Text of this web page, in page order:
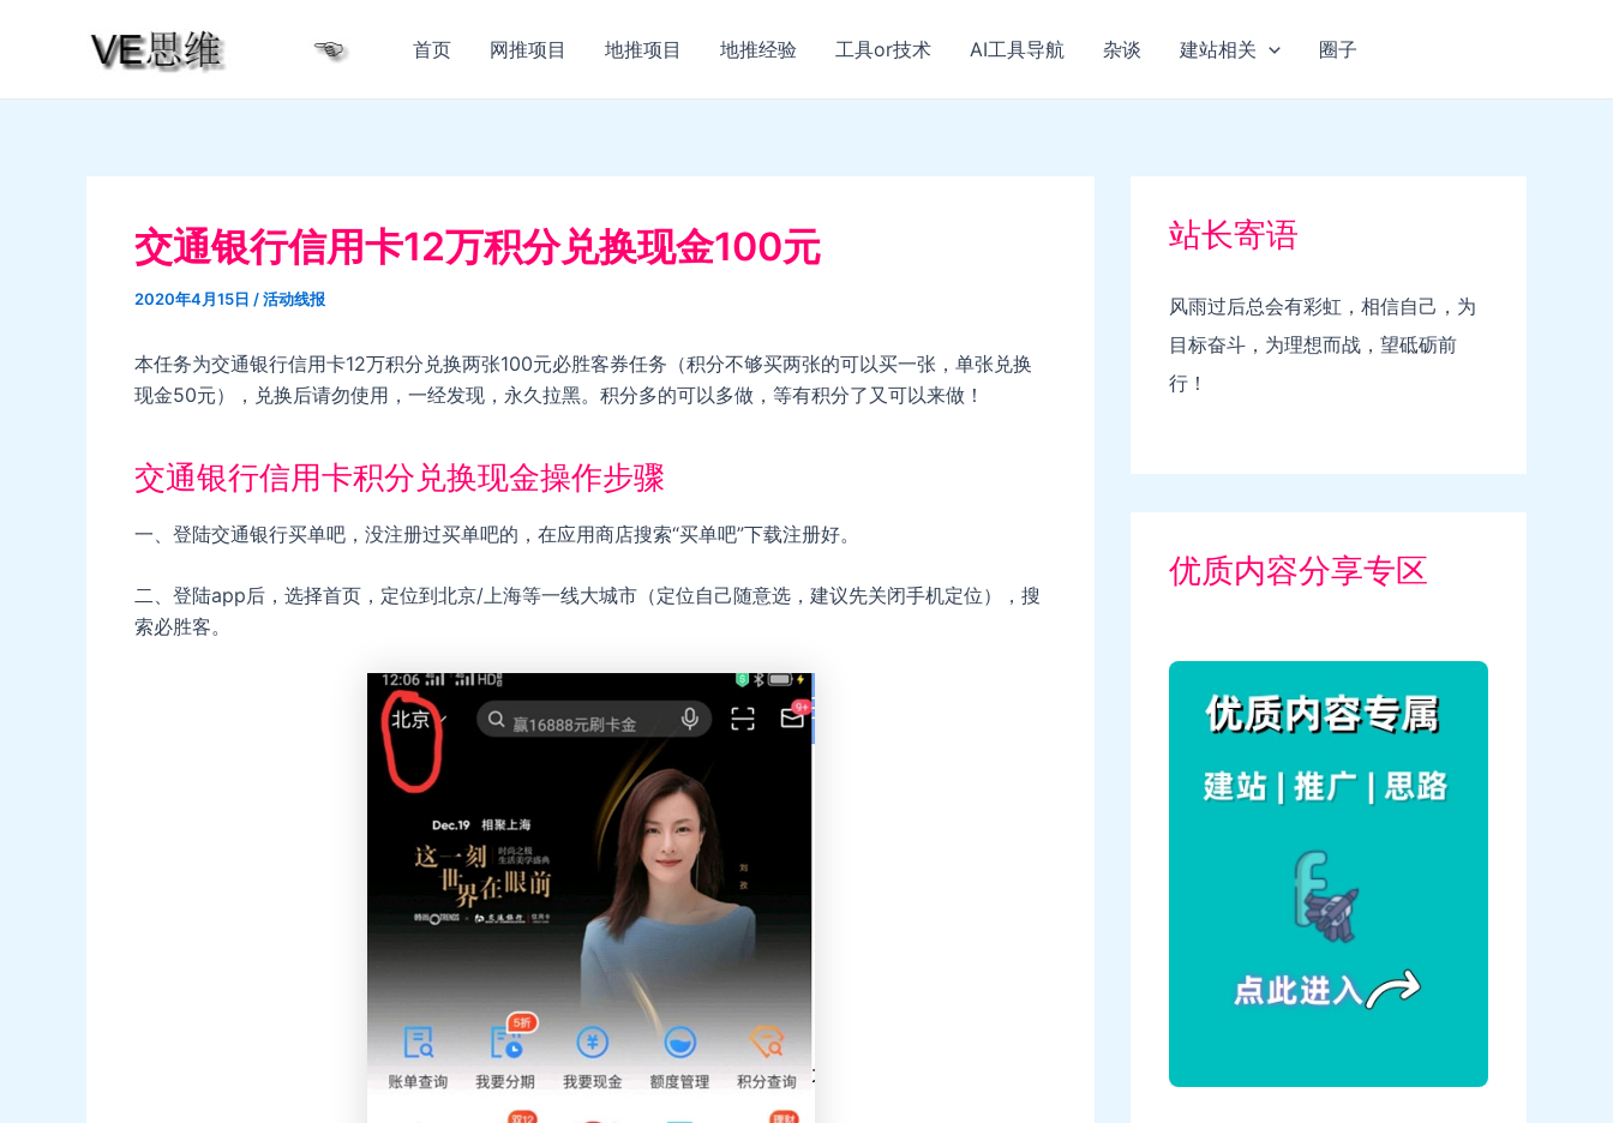
首页 网推项目 地推项目 地推经验 工具or技术 AI工具导航 杂谈 建站相关 圈子
交通银行信用卡12万积分兑换现金100元
2020年4月15日 /活动线报
本任务为交通银行信用卡12万积分兑换两张100元必胜客券任务（积分不够买两张的可以买一张，单张兑换
现金50元），兑换后请勿使用，一经发现，永久拉黑。积分多的可以多做，等有积分了又可以来做！
交通银行信用卡积分兑换现金操作步骤
一、登陆交通银行买单吧，没注册过买单吧的，在应用商店搜索“买单吧”下载注册好。
二、登陆app后，选择首页，定位到北京/上海等一线大城市（定位自己随意选，建议先关闭手机定位），搜
索必胜客。
站长寄语
风雨过后总会有彩虹，相信自己，为
目标奋斗，为理想而战，望砥砺前
行！
优质内容分享专区